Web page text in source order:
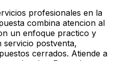
profesionales en la
combina atencion al
un enfoque practico y
servicio postventa,
cerrados. Atiende a